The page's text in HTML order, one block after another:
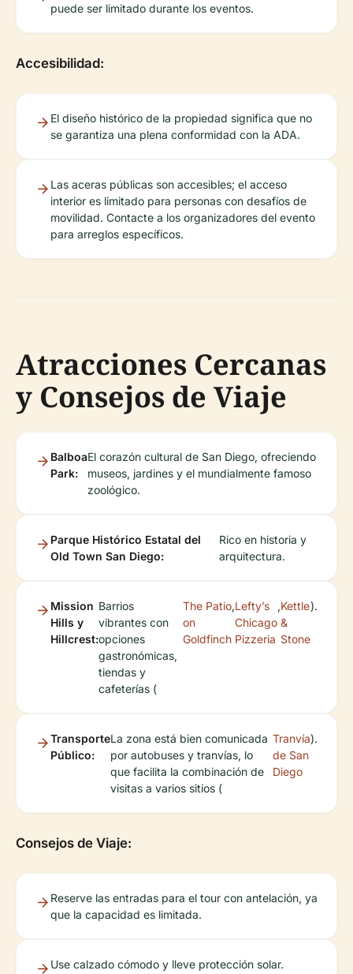
puede ser limitado durante los eventos.
Accesibilidad:
El diseño histórico de la propiedad significa que no
se garantiza una plena conformidad con la ADA.
Las aceras públicas son accesibles; el acceso
interior es limitado para personas con desafíos de
movilidad. Contacte a los organizadores del evento
para arreglos específicos.
Atracciones Cercanas
y Consejos de Viaje
Balboa
Park:
El corazón cultural de San Diego, ofreciendo
museos, jardines y el mundialmente famoso
zoológico.
Parque Histórico Estatal del
Old Town San Diego:
Rico en historia y
arquitectura.
Mission
Hills y
Hillcrest:
Barrios
vibrantes con
opciones
gastronómicas,
tiendas y
cafeterías (
The Patio
on
Goldfinch
,Lefty’s
Chicago
Pizzeria
,Kettle
&
Stone
).
Transporte
Público:
La zona está bien comunicada
por autobuses y tranvías, lo
que facilita la combinación de
visitas a varios sitios (
Tranvía
de San
Diego
).
Consejos de Viaje:
Reserve las entradas para el tour con antelación, ya
que la capacidad es limitada.
Use calzado cómodo y lleve protección solar.